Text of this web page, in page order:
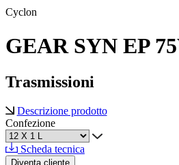
Cyclon
GEAR SYN EP
Trasmissioni
Descrizione prodotto
Confezione
Scheda tecnica
Diventa cliente